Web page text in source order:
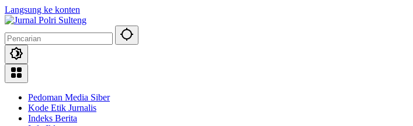
Langsung ke konten
Pedoman Media Siber
Kode Etik Jurnalis
Indeks Berita